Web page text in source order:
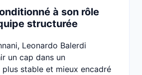
à son rôle
structurée
Leonardo Balerdi
un cap dans un
stable et mieux encadré